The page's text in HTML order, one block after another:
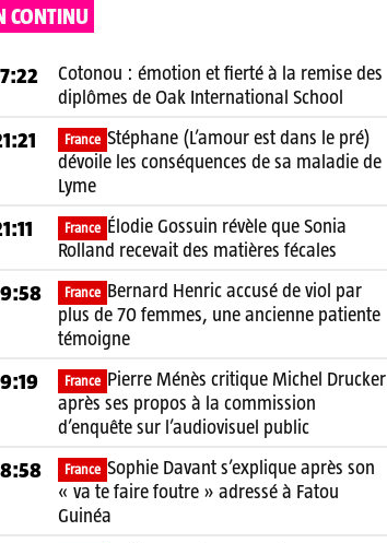
CONTINU
Cotonou : émotion et fierté à la remise des
diplômes de Oak International School
France Stéphane (L’amour est dans le pré)
dévoile les conséquences de sa maladie de
Lyme
France Élodie Gossuin révèle que Sonia
Rolland recevait des matières fécales
France Bernard Henric accusé de viol par
plus de 70 femmes, une ancienne patiente
témoigne
France Pierre Ménès critique Michel Drucker
après ses propos à la commission
d’enquête sur l’audiovisuel public
France Sophie Davant s’explique après son
« va te faire foutre » adressé à Fatou
Guinéa